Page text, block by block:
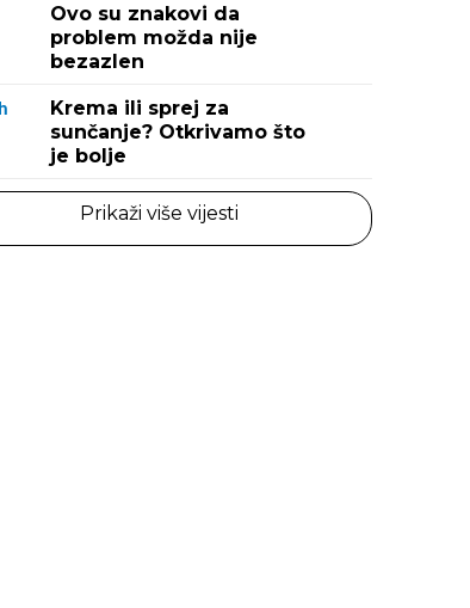
Ovo su znakovi da
problem možda nije
bezazlen
h
Krema ili sprej za
sunčanje? Otkrivamo što
je bolje
Prikaži više vijesti